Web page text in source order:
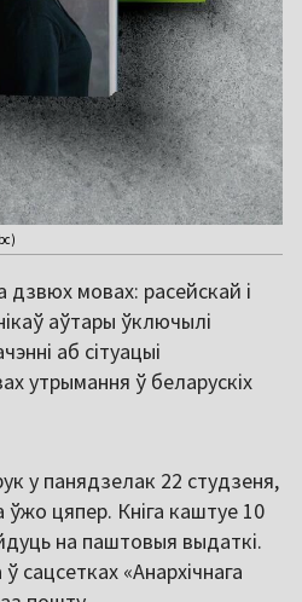
дзвюх мовах: расейскай і
аўтары ўключылі
аб сітуацыі
утрымання ў беларускіх
у панядзелак 22 студзеня,
цяпер. Кніга каштуе 10
на паштовыя выдаткі.
сацсетках «Анархічнага